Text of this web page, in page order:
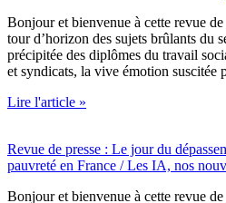
Bonjour et bienvenue à cette revue
tour d’horizon des sujets brûlants du
précipitée des diplômes du travail
et syndicats, la vive émotion suscitée
Lire l'article »
Revue de presse : Le jour du
pauvreté en France / Les IA, nos
Bonjour et bienvenue à cette revue